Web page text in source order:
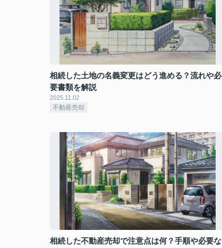
相続した土地の名義変更はどう進める？流れや必
要書類を解説
2025.11.02
不動産売却
相続した不動産売却で注意点は何？手順や必要な